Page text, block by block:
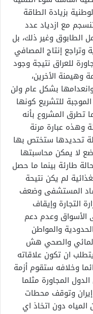
بزيادة الطاقة
مع ازدياد عدد
الطابوق وغير ذلك، بل
وتراجع إنتاج المصافي
للعراق نتيجة وجود
وهيمنة الأخرين،
بشكل عام ولن
للتشريع كونها
تطرق المشروع بأنه
وهذه عبارة مرنة
تحديدها ستختص بها
لا يمكن محاسبتها
طارئة بينما ما حصل
لم يكن نتيحة
المستشفى وضعف
التجارة وإيقاف
الأسواق وعدم دعم
والمواطن
والصحي هش
ان تكون علاقاته
وخلافه ستقوم أزمة
المجاورة مثلما
وتوقف محطات
دون اتخاذ اي